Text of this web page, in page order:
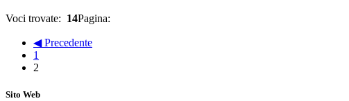
Voci trovate: 14Pagina:
◀ Precedente
1
2
Sito Web